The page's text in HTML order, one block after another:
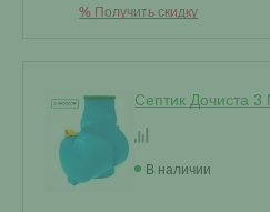
% Получить скидку
Септик Дочиста 3
В наличии